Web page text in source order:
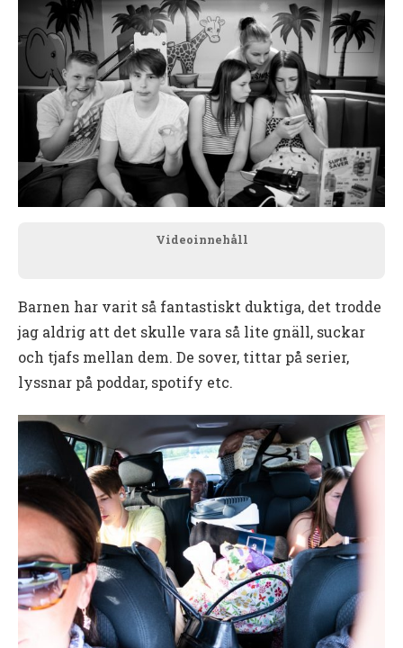
Videoinnehåll
Barnen har varit så fantastiskt duktiga, det trodde
jag aldrig att det skulle vara så lite gnäll, suckar
och tjafs mellan dem. De sover, tittar på serier,
lyssnar på poddar, spotify etc.